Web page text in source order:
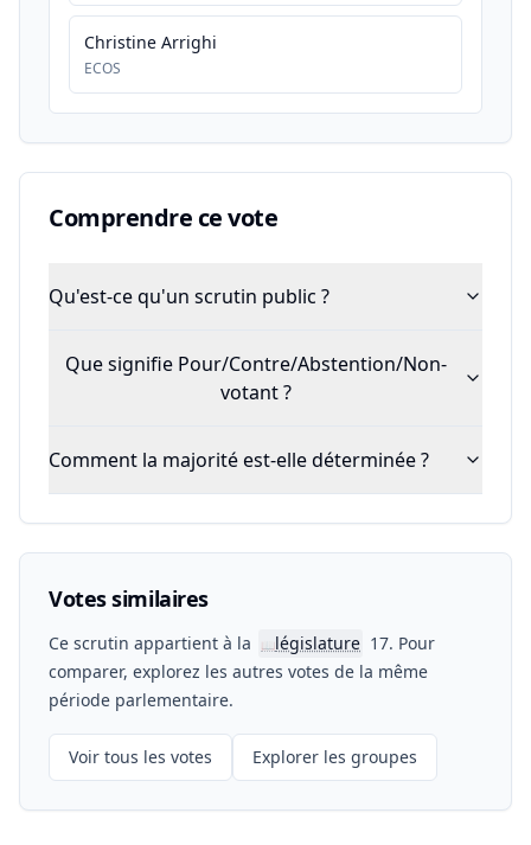
Christine Arrighi
ECOS
Comprendre ce vote
Qu'est-ce qu'un scrutin public ?
Que signifie Pour/Contre/Abstention/Non-
votant ?
Comment la majorité est-elle déterminée ?
Votes similaires
Ce scrutin appartient à la 📖législature 17. Pour
comparer, explorez les autres votes de la même
période parlementaire.
Voir tous les votes Explorer les groupes